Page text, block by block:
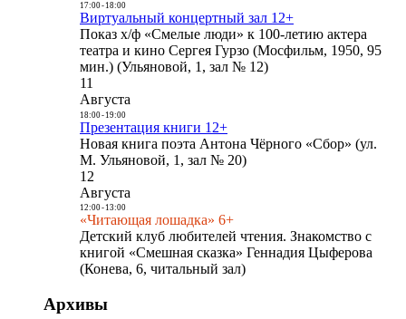
17:00- 18:00
Виртуальный концертный зал 12+
Показ х/ф «Смелые люди» к 100-летию актера
театра и кино Сергея Гурзо (Мосфильм, 1950, 95
мин.) (Ульяновой, 1, зал № 12)
11
Августа
18:00- 19:00
Презентация книги 12+
Новая книга поэта Антона Чёрного «Сбор» (ул.
М. Ульяновой, 1, зал № 20)
12
Августа
12:00- 13:00
«Читающая лошадка» 6+
Детский клуб любителей чтения. Знакомство с
книгой «Смешная сказка» Геннадия Цыферова
(Конева, 6, читальный зал)
Архивы